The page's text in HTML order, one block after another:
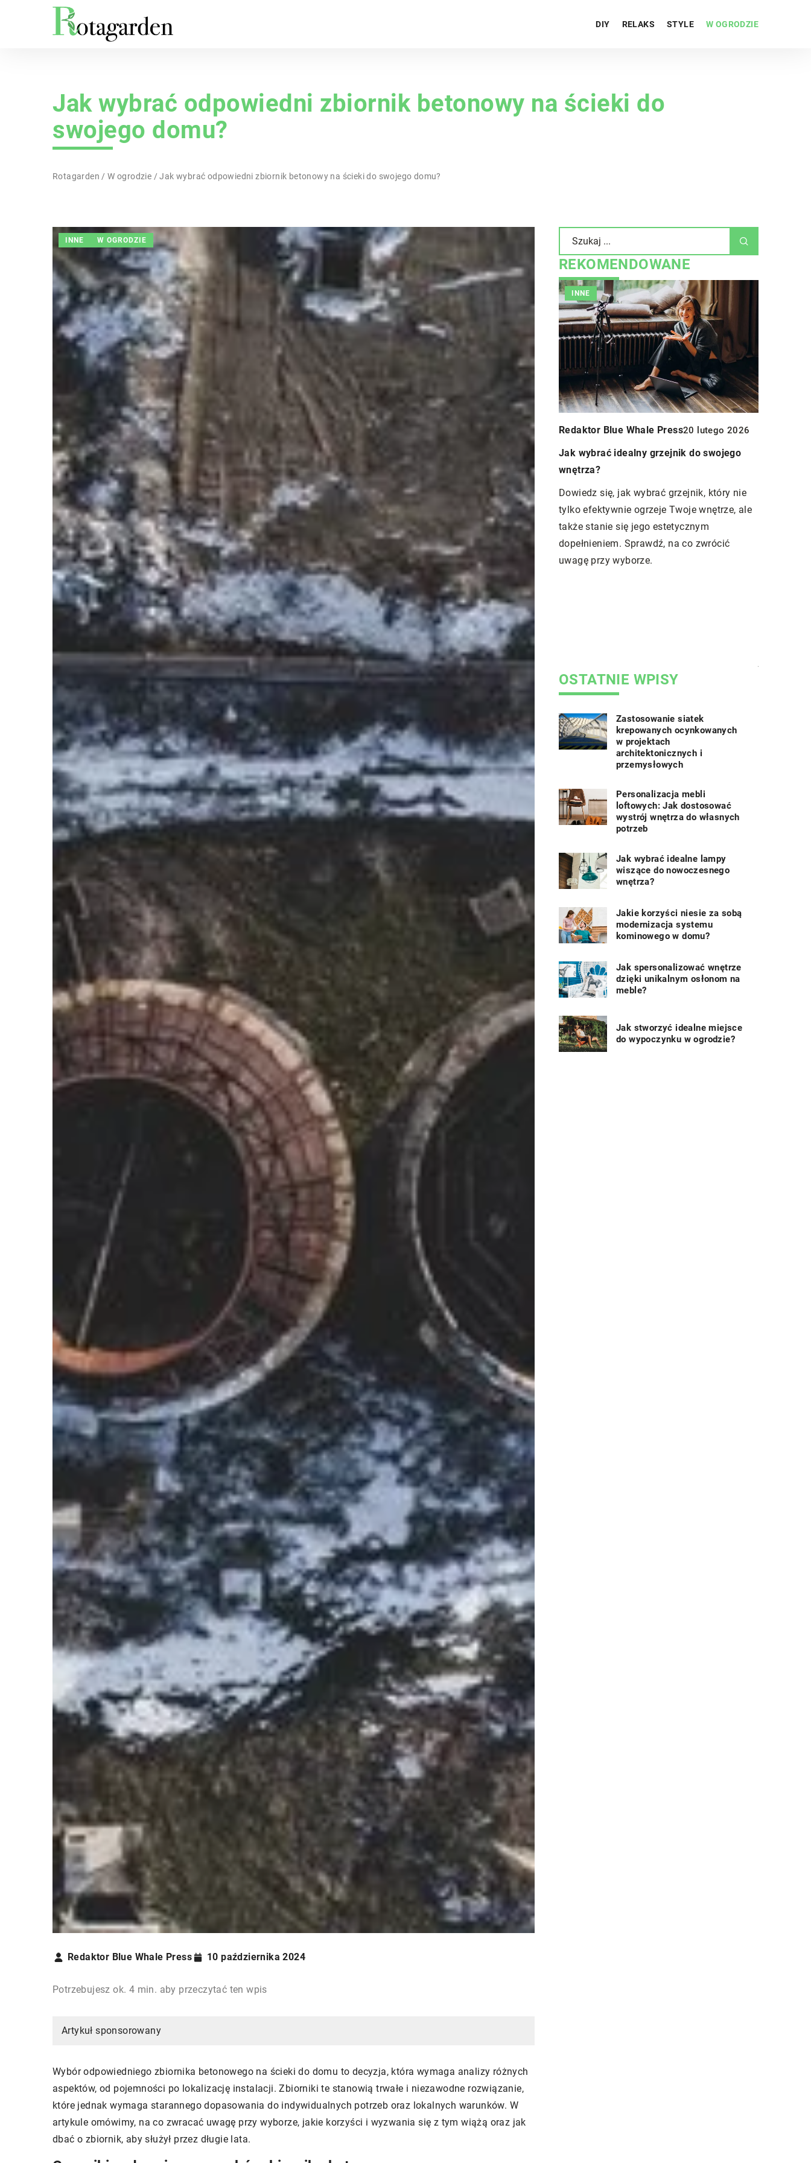
DIY RELAKS STYLE W OGRODZIE
Jak wybrać odpowiedni zbiornik betonowy na ścieki do
swojego domu?
Rotagarden /W ogrodzie /Jak wybrać odpowiedni zbiornik betonowy na ścieki do swojego domu?
INNE W OGRODZIE
Redaktor Blue Whale Press 10 października 2024
Potrzebujesz ok. 4 min. aby przeczytać ten wpis
Artykuł sponsorowany
Wybór odpowiedniego zbiornika betonowego na ścieki do domu to decyzja, która wymaga analizy różnych
aspektów, od pojemności po lokalizację instalacji. Zbiorniki te stanowią trwałe i niezawodne rozwiązanie,
które jednak wymaga starannego dopasowania do indywidualnych potrzeb oraz lokalnych warunków. W
artykule omówimy, na co zwracać uwagę przy wyborze, jakie korzyści i wyzwania się z tym wiążą oraz jak
dbać o zbiornik, aby służył przez długie lata.
REKOMENDOWANE
Norbert Kozłowski 6 kwietnia 2023
Leżak ogrodowy? Zrób to sam!
Najprostszy leżak ogrodowy. Wyjaśniamy,
jak krok po kroku zrobić go samodzielnie.
STYLE
Mikołaj Zieliński 12 września 2023
Jak wybrać idealne plisy do okien
dachowych – praktyczny przewodnik
Poznaj praktyczne porady i rekomendacje,
jak idealnie dopasować plisy do okien
dachowych. Poznaj najważniejsze
parametry i trendowe modele.
INNE
Redaktor Blue Whale Press 20 lutego 2026
Jak wybrać idealny grzejnik do swojego
Dowiedz się, jak wybrać grzejnik, który nie
tylko efektywnie ogrzeje Twoje wnętrze, ale
także stanie się jego estetycznym
dopełnieniem. Sprawdź, na co zwrócić
uwagę przy wyborze.
DIY
OSTATNIE WPISY
Zastosowanie siatek
krepowanych ocynkowanych
w projektach
architektonicznych i
przemysłowych
Personalizacja mebli
loftowych: Jak dostosować
wystrój wnętrza do własnych
potrzeb
Jak wybrać idealne lampy
wiszące do nowoczesnego
wnętrza?
Jakie korzyści niesie za sobą
modernizacja systemu
kominowego w domu?
Jak spersonalizować wnętrze
dzięki unikalnym osłonom na
meble?
Jak stworzyć idealne miejsce
do wypoczynku w ogrodzie?